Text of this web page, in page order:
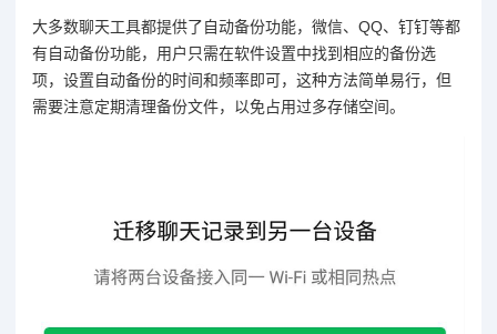
大多数聊天工具都提供了自动备份功能，微信、QQ、钉钉等都
有自动备份功能，用户只需在软件设置中找到相应的备份选
项，设置自动备份的时间和频率即可，这种方法简单易行，但
需要注意定期清理备份文件，以免占用过多存储空间。